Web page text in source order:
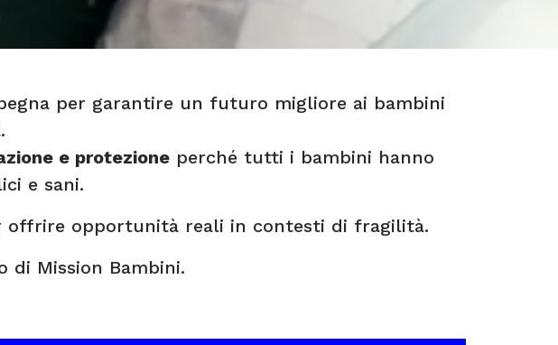
per garantire un futuro migliore ai bambini
e protezioneperché tutti i bambini hanno
e sani.
offrire opportunità reali in contesti di fragilità.
di Mission Bambini.